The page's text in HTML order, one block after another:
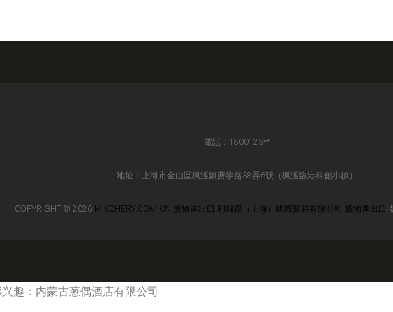
電話：1800123**
地址：上海市金山區楓涇鎮曹黎路38弄6號（楓涇臨港科創小鎮）
COPYRIGHT © 2026 M.XCHERY.COM.CN 貨物進出口 利錦得（上海）國際貿易有限公司 貨物進出口
趣：内蒙古葱偶酒店有限公司